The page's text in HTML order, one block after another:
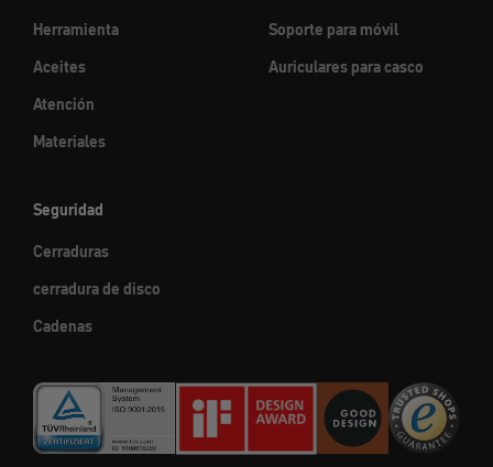
Herramienta
Aceites
Atención
Materiales
Soporte para móvil
Auriculares para casco
Seguridad
Cerraduras
cerradura de disco
Cadenas